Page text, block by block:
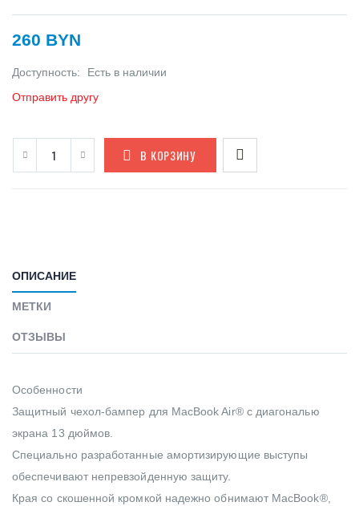
260 BYN
Доступность:
Есть в наличии
Отправить другу
В КОРЗИНУ
ОПИСАНИЕ
МЕТКИ
ОТЗЫВЫ
Особенности
Защитный чехол-бампер для MacBook Air® с диагональю
экрана 13 дюймов.
Специально разработанные амортизирующие выступы
обеспечивают непревзойденную защиту.
Края со скошенной кромкой надежно обнимают MacBook®,